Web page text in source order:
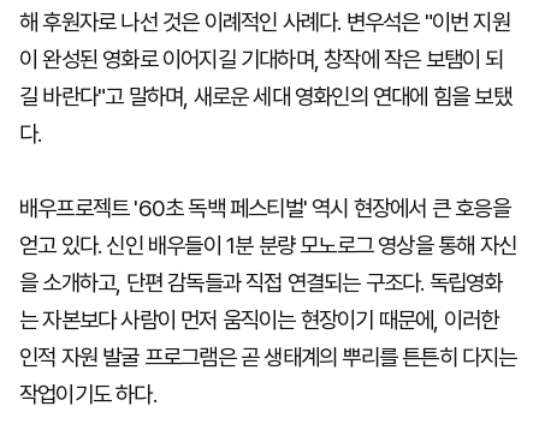
해 후원자로 나선 것은 이례적인 사례다. 변우석은 "이번 지원
이 완성된 영화로 이어지길 기대하며, 창작에 작은 보탬이 되
길 바란다"고 말하며, 새로운 세대 영화인의 연대에 힘을 보탰
다.
배우프로젝트 '60초 독백 페스티벌' 역시 현장에서 큰 호응을
얻고 있다. 신인 배우들이 1분 분량 모노로그 영상을 통해 자신
을 소개하고, 단편 감독들과 직접 연결되는 구조다. 독립영화
는 자본보다 사람이 먼저 움직이는 현장이기 때문에, 이러한
인적 자원 발굴 프로그램은 곧 생태계의 뿌리를 튼튼히 다지는
작업이기도 하다.